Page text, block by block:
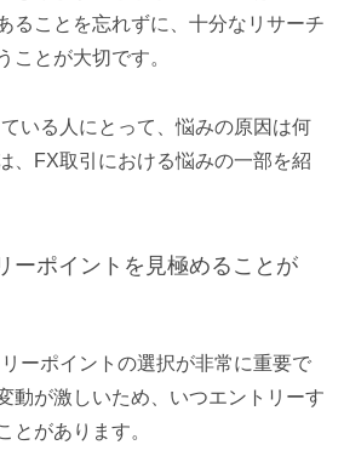
ることを忘れずに、十分なリサーチ
ことが大切です。
いる人にとって、悩みの原因は何
、FX取引における悩みの一部を紹
ーポイントを見極めることが
ーポイントの選択が非常に重要で
動が激しいため、いつエントリーす
とがあります。